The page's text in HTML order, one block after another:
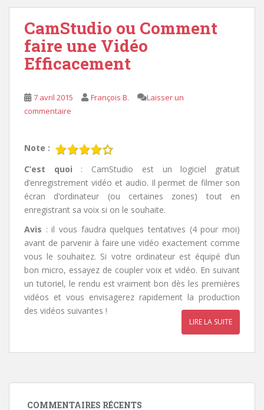
CamStudio ou Comment
faire une Vidéo
Efficacement
7 avril 2015 François B.
Laisser un
commentaire
Note :
C’est quoi : CamStudio est un logiciel gratuit
d’enregistrement vidéo et audio. Il permet de filmer son
écran d’ordinateur (ou certaines zones) tout en
enregistrant sa voix si on le souhaite.
Avis : il vous faudra quelques tentatives (4 pour moi)
avant de parvenir à faire une vidéo exactement comme
vous le souhaitez. Si votre ordinateur est équipé d’un
bon micro, essayez de coupler voix et vidéo. En suivant
un tutoriel, le rendu est vraiment bon dès les premières
vidéos et vous envisagerez rapidement la production
des vidéos suivantes !
LIRE LA SUITE
COMMENTAIRES RÉCENTS